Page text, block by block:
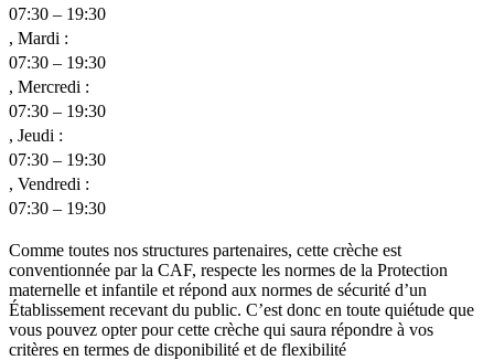
07:30 – 19:30
, Mardi :
07:30 – 19:30
, Mercredi :
07:30 – 19:30
, Jeudi :
07:30 – 19:30
, Vendredi :
07:30 – 19:30
Comme toutes nos structures partenaires, cette crèche est
conventionnée par la CAF, respecte les normes de la Protection
maternelle et infantile et répond aux normes de sécurité d’un
Établissement recevant du public. C’est donc en toute quiétude que
vous pouvez opter pour cette crèche qui saura répondre à vos
critères en termes de disponibilité et de flexibilité